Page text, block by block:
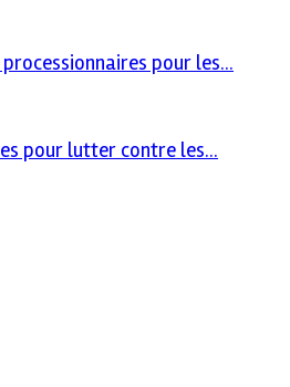
pour les...
pour lutter contre les...